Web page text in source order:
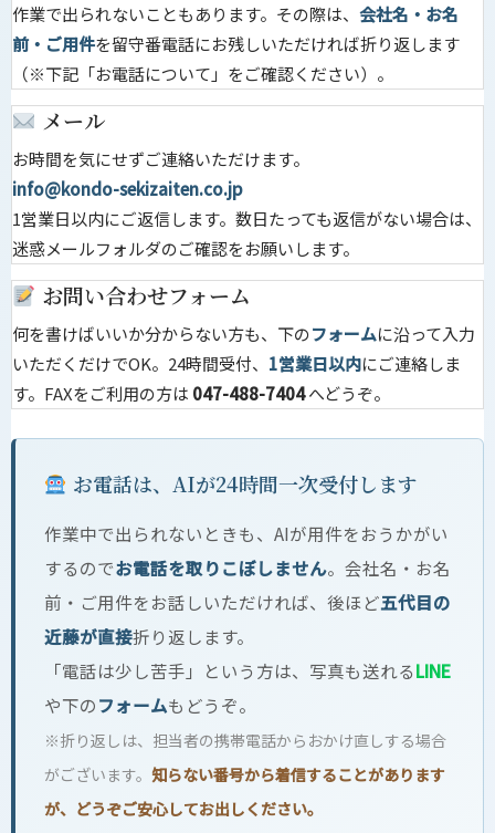
作業で出られないこともあります。その際は、 会社名・お名
前・ご用件を留守番電話にお残しいただければ折り返します
（※下記「お電話について」をご確認ください）。
メール
お時間を気にせずご連絡いただけます。
info@kondo-sekizaiten.co.jp
1営業日以内にご返信します。数日たっても返信がない場合は、
迷惑メールフォルダのご確認をお願いします。
お問い合わせフォーム
何を書けばいいか分からない方も、下のフォームに沿って入力
いただくだけでOK。24時間受付、 1営業日以内にご連絡しま
す。FAXをご利用の方は 047-488-7404へどうぞ。
お電話は、AIが24時間一次受付します
作業中で出られないときも、AIが用件をおうかがい
するのでお電話を取りこぼしません。会社名・お名
前・ご用件をお話しいただければ、後ほど五代目の
近藤が直接折り返します。
「電話は少し苦手」という方は、写真も送れるLINE
や下のフォームもどうぞ。
※折り返しは、担当者の携帯電話からおかけ直しする場合
がございます。 知らない番号から着信することがあります
が、どうぞご安心してお出しください。